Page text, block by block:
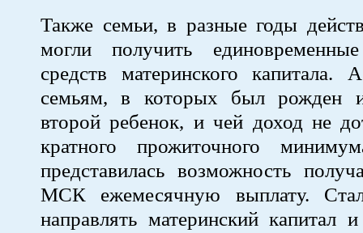
Также семьи, в разные годы
могли получить
средств материнского
семьям, в которых был рожден
второй ребенок, и чей доход не
кратного прожиточного
представилась возможность
МСК ежемесячную выплату.
направлять материнский капитал